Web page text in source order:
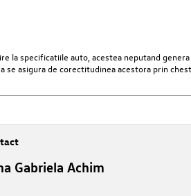
la specificatiile auto, acestea neputand
asigura de corectitudinea acestora prin
Gabriela Achim